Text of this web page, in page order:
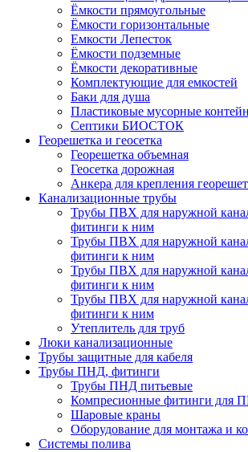
Ёмкости прямоугольные
Ёмкости горизонтальные
Емкости Лепесток
Ёмкости подземные
Ёмкости декоративные
Комплектующие для емкостей
Баки для душа
Пластиковые мусорные
Септики БИОСТОК
Георешетка и геосетка
Георешетка объемная
Геосетка дорожная
Анкера для крепления
Канализационные трубы
Трубы ПВХ для наружной
фитинги к ним
Трубы ПВХ для наружной
фитинги к ним
Трубы ПВХ для наружной
фитинги к ним
Трубы ПВХ для наружной
фитинги к ним
Утеплитель для труб
Люки канализационные
Трубы защитные для кабеля
Трубы ПНД, фитинги
Трубы ПНД питьевые
Компресионные фитинги для
Шаровые краны
Оборудование для монтажа и
Системы полива